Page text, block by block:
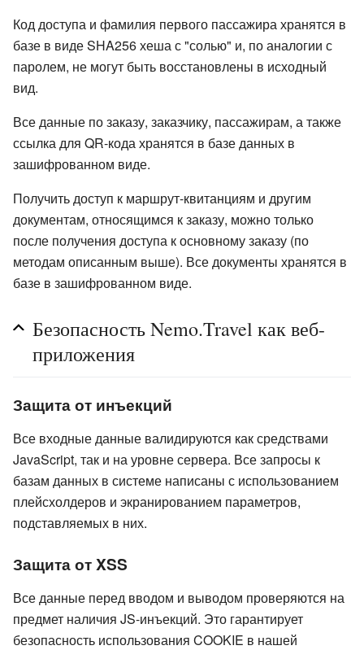
Код доступа и фамилия первого пассажира хранятся в
базе в виде SHA256 хеша с "солью" и, по аналогии с
паролем, не могут быть восстановлены в исходный
вид.
Все данные по заказу, заказчику, пассажирам, а также
ссылка для QR-кода хранятся в базе данных в
зашифрованном виде.
Получить доступ к маршрут-квитанциям и другим
документам, относящимся к заказу, можно только
после получения доступа к основному заказу (по
методам описанным выше). Все документы хранятся в
базе в зашифрованном виде.
Безопасность Nemo.Travel как веб-
приложения
Защита от инъекций
Все входные данные валидируются как средствами
JavaScript, так и на уровне сервера. Все запросы к
базам данных в системе написаны с использованием
плейсхолдеров и экранированием параметров,
подставляемых в них.
Защита от XSS
Все данные перед вводом и выводом проверяются на
предмет наличия JS-инъекций. Это гарантирует
безопасность использования COOKIE в нашей